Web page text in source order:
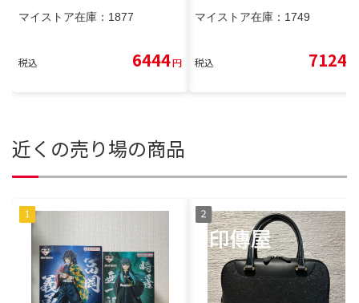
マイストア在庫： 1877
税込 6444円
マイストア在庫： 1749
税込 7124
近くの売り場の商品